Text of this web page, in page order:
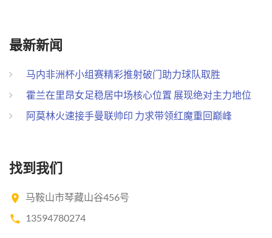
最新新闻
马内非洲杯小组赛精彩推射破门助力球队取胜
霍兰在里昂女足稳居中场核心位置 展现绝对主力地位
阿莫林火速接手曼联帅印 力求带领红魔重回巅峰
找到我们
马鞍山市琴藏山谷456号
13594780274